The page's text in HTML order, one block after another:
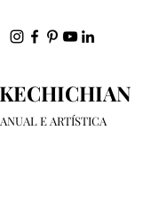
E ARTÍSTICA